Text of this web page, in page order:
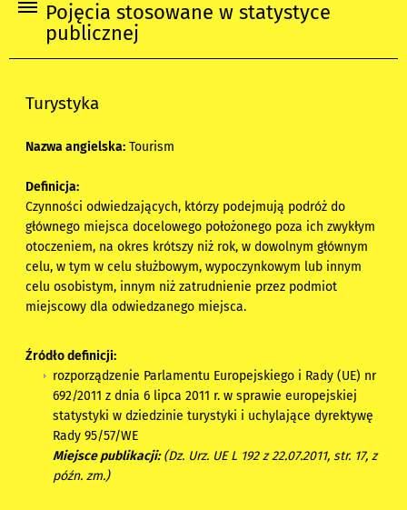
Pojęcia stosowane w statystyce
publicznej
Turystyka
Nazwa angielska: Tourism
Definicja:
Czynności odwiedzających, którzy podejmują podróż do
głównego miejsca docelowego położonego poza ich zwykłym
otoczeniem, na okres krótszy niż rok, w dowolnym głównym
celu, w tym w celu służbowym, wypoczynkowym lub innym
celu osobistym, innym niż zatrudnienie przez podmiot
miejscowy dla odwiedzanego miejsca.
Źródło definicji:
rozporządzenie Parlamentu Europejskiego i Rady (UE) nr
692/2011 z dnia 6 lipca 2011 r. w sprawie europejskiej
statystyki w dziedzinie turystyki i uchylające dyrektywę
Rady 95/57/WE
Miejsce publikacji:(Dz. Urz. UE L 192 z 22.07.2011, str. 17, z
późn. zm.)